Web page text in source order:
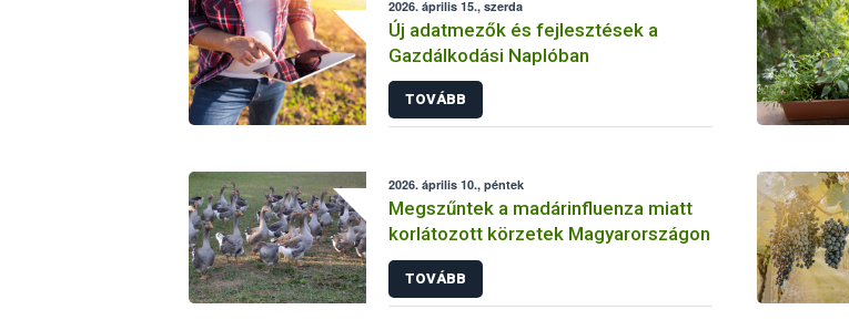
2026. április 15., szerda
Új adatmezők és fejlesztések a
Gazdálkodási Naplóban
TOVÁBB
2026. április 10., péntek
Megszűntek a madárinfluenza miatt
korlátozott körzetek Magyarországon
TOVÁBB